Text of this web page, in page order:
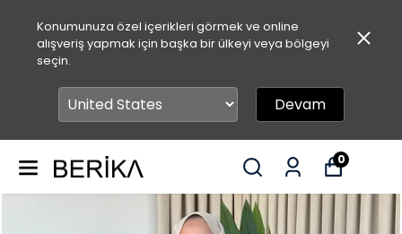
Konumunuza özel içerikleri görmek ve online
alışveriş yapmak için başka bir ülkeyi veya bölgeyi
seçin.
Devam
0